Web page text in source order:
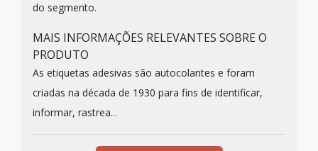
do segmento.
MAIS INFORMAÇÕES RELEVANTES SOBRE O
PRODUTO
As etiquetas adesivas são autocolantes e foram
criadas na década de 1930 para fins de identificar,
informar, rastrea...